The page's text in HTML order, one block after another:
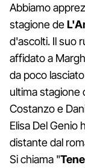
Abbiamo
stagione de
d'ascolti. Il suo
affidato a
da poco
ultima stagione
Costanzo e
Elisa Del Genio
distante dal
Si chiama "